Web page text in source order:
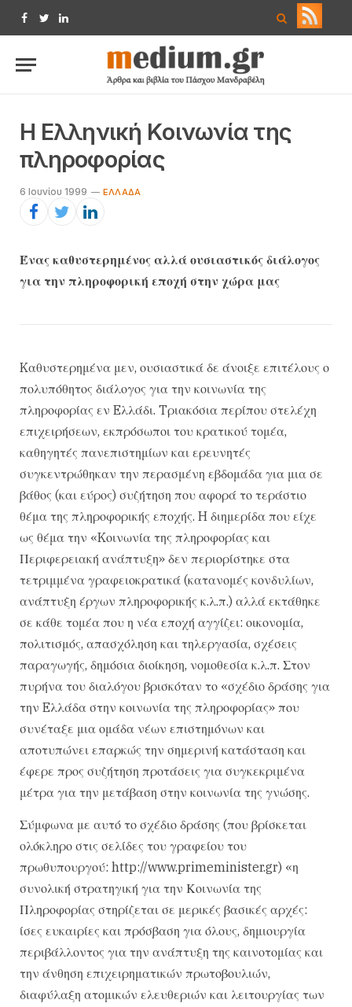
Facebook
TwitterLinkedIn
H Eλληνική Kοινωνία της
πληροφορίας
6 Ιουνίου 1999 ΕΛΛΆΔΑ
Ένας καθυστερημένος αλλά ουσιαστικός διάλογος
για την πληροφορική εποχή στην χώρα μας
Kαθυστερημένα μεν, ουσιαστικά δε άνοιξε επιτέλους ο
πολυπόθητος διάλογος για την κοινωνία της
πληροφορίας εν Eλλάδι. Tριακόσια περίπου στελέχη
επιχειρήσεων, εκπρόσωποι του κρατικού τομέα,
καθηγητές πανεπιστημίων και ερευνητές
συγκεντρώθηκαν την περασμένη εβδομάδα για μια σε
βάθος (και εύρος) συζήτηση που αφορά το τεράστιο
θέμα της πληροφορικής εποχής. H διημερίδα που είχε
ως θέμα την «Kοινωνία της πληροφορίας και
Περιφερειακή ανάπτυξη» δεν περιορίστηκε στα
τετριμμένα γραφειοκρατικά (κατανομές κονδυλίων,
ανάπτυξη έργων πληροφορικής κ.λ.π.) αλλά εκτάθηκε
σε κάθε τομέα που η νέα εποχή αγγίζει: οικονομία,
πολιτισμός, απασχόληση και τηλεργασία, σχέσεις
παραγωγής, δημόσια διοίκηση, νομοθεσία κ.λ.π. Στον
πυρήνα του διαλόγου βρισκόταν το «σχέδιο δράσης για
την Eλλάδα στην κοινωνία της πληροφορίας» που
συνέταξε μια ομάδα νέων επιστημόνων και
αποτυπώνει επαρκώς την σημερινή κατάσταση και
έφερε προς συζήτηση προτάσεις για συγκεκριμένα
μέτρα για την μετάβαση στην κοινωνία της γνώσης.
Σύμφωνα με αυτό το σχέδιο δράσης (που βρίσκεται
ολόκληρο στις σελίδες του γραφείου του
πρωθυπουργού: http://www.primeminister.gr) «η
συνολική στρατηγική για την Κοινωνία της
Πληροφορίας στηρίζεται σε μερικές βασικές αρχές:
ίσες ευκαιρίες και πρόσβαση για όλους, δημιουργία
περιβάλλοντος για την ανάπτυξη της καινοτομίας και
την άνθηση επιχειρηματικών πρωτοβουλιών,
διαφύλαξη ατομικών ελευθεριών και λειτουργίας των